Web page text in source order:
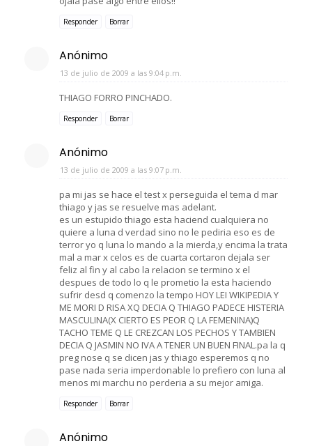
Responder Borrar
Anónimo
13 de julio de 2009 a las 9:04 p.m.
THIAGO FORRO PINCHADO.
Responder Borrar
Anónimo
13 de julio de 2009 a las 9:07 p.m.
pa mi jas se hace el test x perseguida el tema d mar
thiago y jas se resuelve mas adelant.
es un estupido thiago esta haciend cualquiera no
quiere a luna d verdad sino no le pediria eso es de
terror yo q luna lo mando a la mierda,y encima la trata
mal a mar x celos es de cuarta cortaron dejala ser
feliz al fin y al cabo la relacion se termino x el
despues de todo lo q le prometio la esta haciendo
sufrir desd q comenzo la tempo HOY LEI WIKIPEDIA Y
ME MORI D RISA XQ DECIA Q THIAGO PADECE HISTERIA
MASCULINA(X CIERTO ES PEOR Q LA FEMENINA)Q
TACHO TEME Q LE CREZCAN LOS PECHOS Y TAMBIEN
DECIA Q JASMIN NO IVA A TENER UN BUEN FINAL.pa la q
preg nose q se dicen jas y thiago esperemos q no
pase nada seria imperdonable lo prefiero con luna al
menos mi marchu no perderia a su mejor amiga.
Responder Borrar
Anónimo